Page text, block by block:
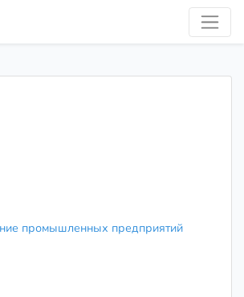
промышленных предприятий